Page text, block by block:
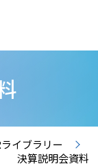
イブラリー
決算説明会資料